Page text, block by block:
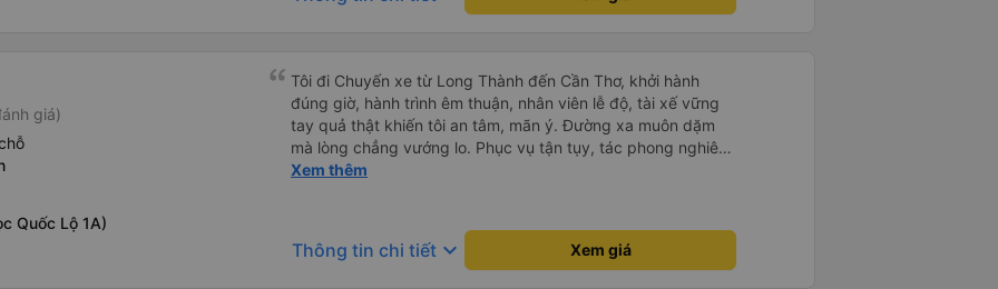
giá)
Quốc Lộ 1A)
Tôi đi Chuyến xe từ Long Thành đến Cần Thơ, khởi hành
đúng giờ, hành trình êm thuận, nhân viên lễ độ, tài xế vững
tay quả thật khiến tôi an tâm, mãn ý. Đường xa muôn dặm
mà lòng chẳng vướng lo. Phục vụ tận tụy, tác phong nghiêm
cẩn, hiếm thấy giữa thời buổi kim tiền vội vã. Xã hội loạn đạo.
Xem thêm
Thông tin chi tiết keyboard_arrow_down Xem giá